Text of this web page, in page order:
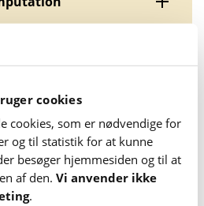
cookies
cookies, som er nødvendige for
og til statistik for at kunne
besøger hjemme­siden og til at
af den. Vi anvender ikke
.